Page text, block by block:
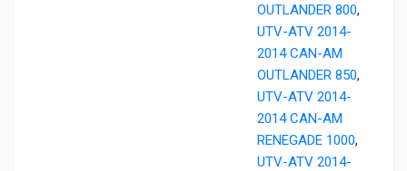
OUTLANDER 800,
UTV-ATV 2014-
2014 CAN-AM
OUTLANDER 850,
UTV-ATV 2014-
2014 CAN-AM
RENEGADE 1000,
UTV-ATV 2014-